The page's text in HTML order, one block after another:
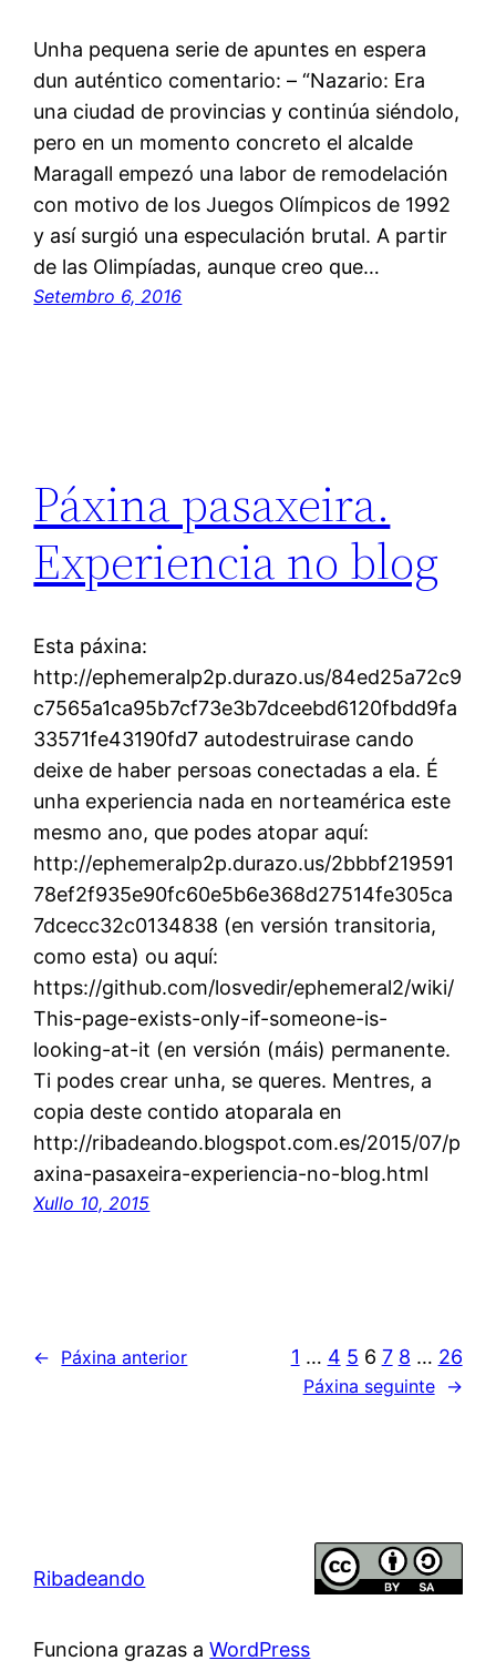
Unha pequena serie de apuntes en espera
dun auténtico comentario: – “Nazario: Era
una ciudad de provincias y continúa siéndolo,
pero en un momento concreto el alcalde
Maragall empezó una labor de remodelación
con motivo de los Juegos Olímpicos de 1992
y así surgió una especulación brutal. A partir
de las Olimpíadas, aunque creo que…
Setembro 6, 2016
Páxina pasaxeira.
Experiencia no blog
Esta páxina:
http://ephemeralp2p.durazo.us/84ed25a72c9
c7565a1ca95b7cf73e3b7dceebd6120fbdd9fa
33571fe43190fd7 autodestruirase cando
deixe de haber persoas conectadas a ela. É
unha experiencia nada en norteamérica este
mesmo ano, que podes atopar aquí:
http://ephemeralp2p.durazo.us/2bbbf219591
78ef2f935e90fc60e5b6e368d27514fe305ca
7dcecc32c0134838 (en versión transitoria,
como esta) ou aquí:
https://github.com/losvedir/ephemeral2/wiki/
This-page-exists-only-if-someone-is-
looking-at-it (en versión (máis) permanente.
Ti podes crear unha, se queres. Mentres, a
copia deste contido atoparala en
http://ribadeando.blogspot.com.es/2015/07/p
axina-pasaxeira-experiencia-no-blog.html
Xullo 10, 2015
← Páxina anterior 1 … 4 5 6 7 8 … 26
Páxina seguinte →
Ribadeando
Funciona grazas aWordPress